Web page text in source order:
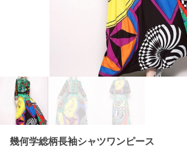
幾何学総柄長袖シャツワンピース